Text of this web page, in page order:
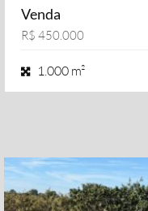
Venda
R$ 450.000
1.000 m²